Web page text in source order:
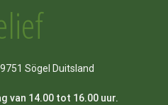
Sögel Duitsland
van 14.00 tot 16.00 uur.